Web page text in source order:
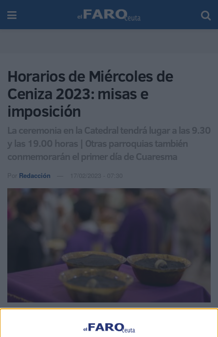
Horarios de Miércoles de
Ceniza 2023: misas e
imposición
La ceremonia en la Catedral tendrá lugar a las 9.30
y las 19.00 horas | Otras parroquias también
conmemorarán el primer día de Cuaresma
Por Redacción 17/02/2023 - 07:30